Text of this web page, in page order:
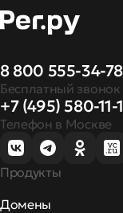
8 800 555-34-78
Бесплатный
+7 (495) 580-11-
Телефон в Москве
Продукты
Домены